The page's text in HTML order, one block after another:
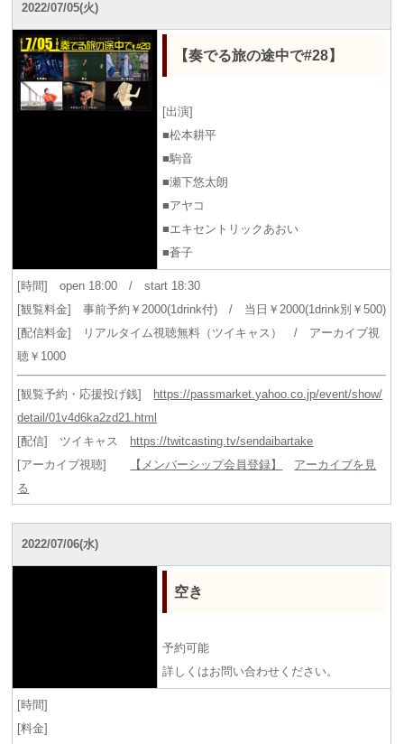
2022/07/05(火)
【奏でる旅の途中で#28】
[出演]
■松本耕平
■駒音
■瀬下悠太朗
■アヤコ
■エキセントリックあおい
■蒼子
[時間] open 18:00 / start 18:30
[観覧料金] 事前予約￥2000(1drink付) / 当日￥2000(1drink別￥500)
[配信料金] リアルタイム視聴無料（ツイキャス） / アーカイブ視
聴￥1000
[観覧予約・応援投げ銭] https://passmarket.yahoo.co.jp/event/show/
detail/01v4d6ka2zd21.html
[配信] ツイキャス https://twitcasting.tv/sendaibartake
[アーカイブ視聴]
【メンバーシップ会員登録】
アーカイブを見
る
2022/07/06(水)
空き
予約可能
詳しくはお問い合わせください。
[時間]
[料金]